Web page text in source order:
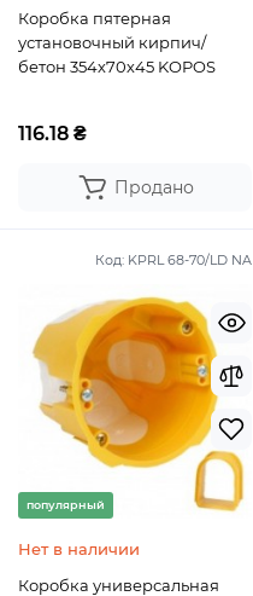
Коробка пятерная
установочный кирпич/
бетон 354х70х45 KOPOS
116.18 ₴
Продано
Код: KPRL 68-70/LD NA
популярный
Нет в наличии
Коробка универсальная